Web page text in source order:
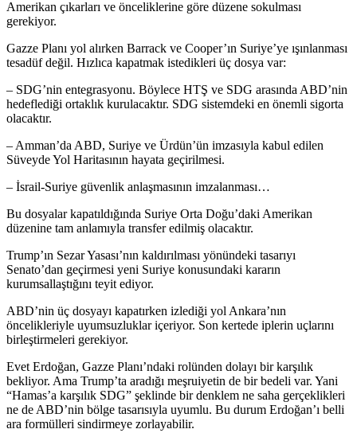
Amerikan çıkarları ve önceliklerine göre düzene sokulması
gerekiyor.
Gazze Planı yol alırken Barrack ve Cooper’ın Suriye’ye ışınlanması
tesadüf değil. Hızlıca kapatmak istedikleri üç dosya var:
– SDG’nin entegrasyonu. Böylece HTŞ ve SDG arasında ABD’nin
hedeflediği ortaklık kurulacaktır. SDG sistemdeki en önemli sigorta
olacaktır.
– Amman’da ABD, Suriye ve Ürdün’ün imzasıyla kabul edilen
Süveyde Yol Haritasının hayata geçirilmesi.
– İsrail-Suriye güvenlik anlaşmasının imzalanması…
Bu dosyalar kapatıldığında Suriye Orta Doğu’daki Amerikan
düzenine tam anlamıyla transfer edilmiş olacaktır.
Trump’ın Sezar Yasası’nın kaldırılması yönündeki tasarıyı
Senato’dan geçirmesi yeni Suriye konusundaki kararın
kurumsallaştığını teyit ediyor.
ABD’nin üç dosyayı kapatırken izlediği yol Ankara’nın
öncelikleriyle uyumsuzluklar içeriyor. Son kertede iplerin uçlarını
birleştirmeleri gerekiyor.
Evet Erdoğan, Gazze Planı’ndaki rolünden dolayı bir karşılık
bekliyor. Ama Trump’ta aradığı meşruiyetin de bir bedeli var. Yani
“Hamas’a karşılık SDG” şeklinde bir denklem ne saha gerçeklikleri
ne de ABD’nin bölge tasarısıyla uyumlu. Bu durum Erdoğan’ı belli
ara formülleri sindirmeye zorlayabilir.